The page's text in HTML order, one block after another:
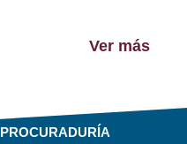
Ver más
PROCURADURÍA